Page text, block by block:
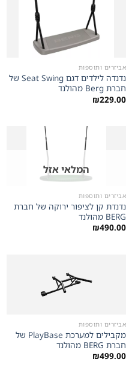
אביזרים ותוספות
נדנדה לילדים דגם Seat Swing של
חברת Berg מהולנד
₪229.00
המלאי אזל
אביזרים ותוספות
נדנדת קן לציפור ירוקה של חברת
BERG מהולנד
₪490.00
אביזרים ותוספות
מקבילים למערכת PlayBase של
חברת BERG מהולנד
₪499.00